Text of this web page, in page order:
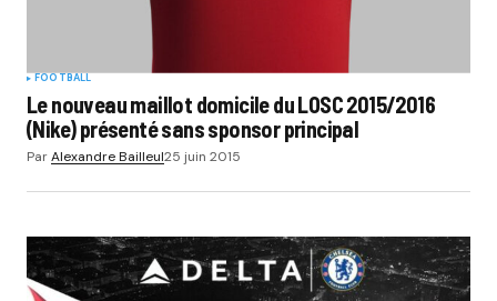
FOOTBALL
Le nouveau maillot domicile du LOSC 2015/2016
(Nike) présenté sans sponsor principal
ParAlexandre Bailleul25 juin 2015